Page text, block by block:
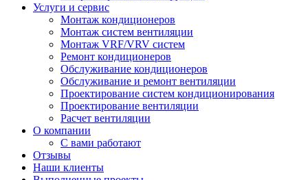
Услуги и сервис
Монтаж кондиционеров
Монтаж систем вентиляции
Монтаж VRF/VRV систем
Ремонт кондиционеров
Обслуживание кондиционеров
Обслуживание и ремонт вентиляции
Проектирование систем кондиционирования
Проектирование вентиляции
Расчет вентиляции
О компании
С вами работают
Отзывы
Наши клиенты